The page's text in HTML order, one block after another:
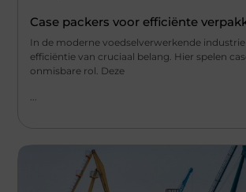
Case packers voor efficiënte
In de moderne voedselverwerkende industrie
efficiëntie van cruciaal belang. Hier spelen
onmisbare rol. Deze